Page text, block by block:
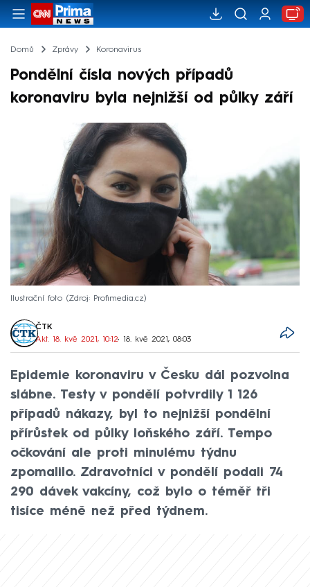
Domů Zprávy Koronavirus
Pondělní čísla nových případů
koronaviru byla nejnižší od půlky září
Ilustrační foto Zdroj: Profimedia.cz
ČTK
Akt. 18. kvě 2021, 10:12• 18. kvě 2021, 08:03
Epidemie koronaviru v Česku dál pozvolna
slábne. Testy v pondělí potvrdily 1 126
případů nákazy, byl to nejnižší pondělní
přírůstek od půlky loňského září. Tempo
očkování ale proti minulému týdnu
zpomalilo. Zdravotníci v pondělí podali 74
290 dávek vakcíny, což bylo o téměř tři
tisíce méně než před týdnem.